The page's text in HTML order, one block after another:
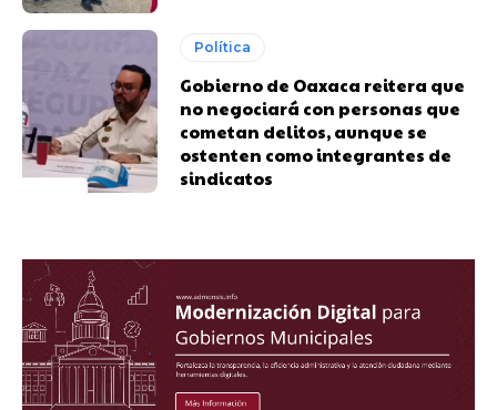
Política
Gobierno de Oaxaca reitera que
no negociará con personas que
cometan delitos, aunque se
ostenten como integrantes de
sindicatos